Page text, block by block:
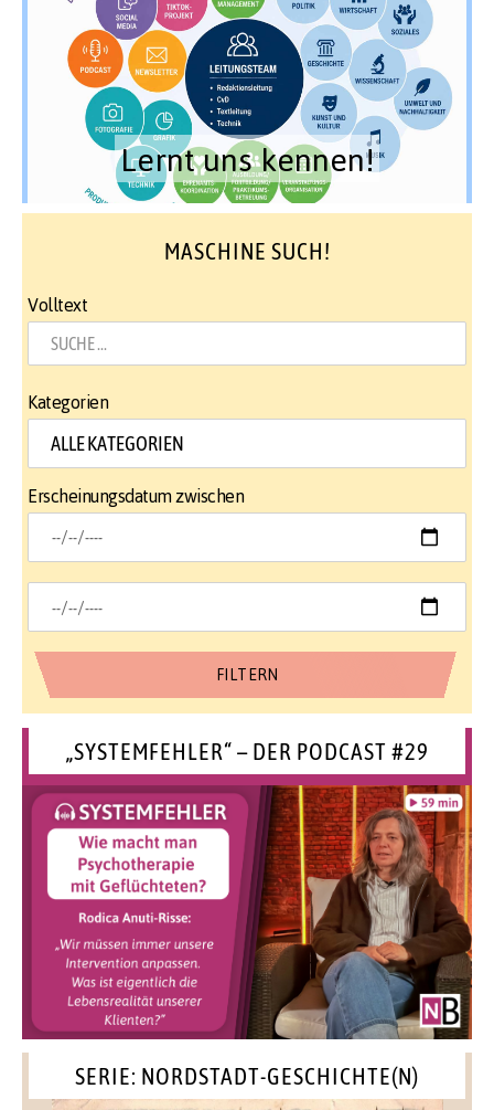
Lernt uns kennen!
MASCHINE SUCH!
Volltext
Kategorien
Erscheinungsdatum zwischen
„SYSTEMFEHLER“ – DER PODCAST #29
SERIE: NORDSTADT-GESCHICHTE(N)